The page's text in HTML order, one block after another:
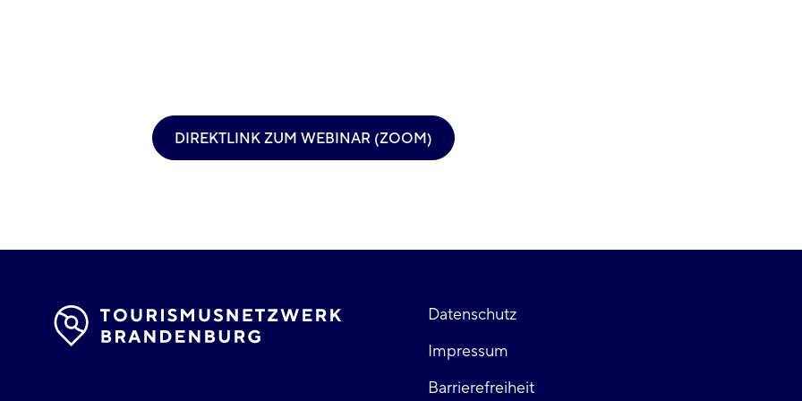
DIREKTLINK ZUM WEBINAR (ZOOM)
Fußzeile
links
Datenschutz
Impressum
Barrierefreiheit